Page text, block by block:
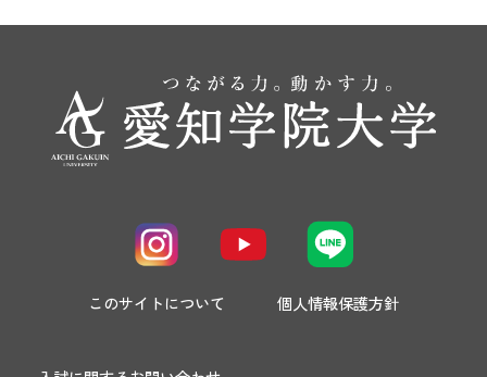
このサイトについて 個人情報保護方針